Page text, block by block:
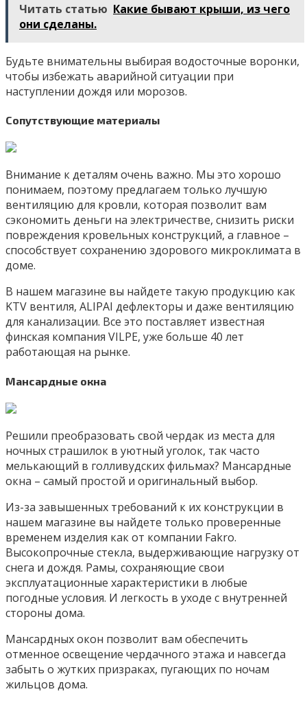
Читать статью Какие бывают крыши, из чего
они сделаны.
Будьте внимательны выбирая водосточные воронки,
чтобы избежать аварийной ситуации при
наступлении дождя или морозов.
Сопутствующие материалы
Внимание к деталям очень важно. Мы это хорошо
понимаем, поэтому предлагаем только лучшую
вентиляцию для кровли, которая позволит вам
сэкономить деньги на электричестве, снизить риски
повреждения кровельных конструкций, а главное –
способствует сохранению здорового микроклимата в
доме.
В нашем магазине вы найдете такую продукцию как
KTV вентиля, ALIPAI дефлекторы и даже вентиляцию
для канализации. Все это поставляет известная
финская компания VILPE, уже больше 40 лет
работающая на рынке.
Мансардные окна
Решили преобразовать свой чердак из места для
ночных страшилок в уютный уголок, так часто
мелькающий в голливудских фильмах? Мансардные
окна – самый простой и оригинальный выбор.
Из-за завышенных требований к их конструкции в
нашем магазине вы найдете только проверенные
временем изделия как от компании Fakro.
Высокопрочные стекла, выдерживающие нагрузку от
снега и дождя. Рамы, сохраняющие свои
эксплуатационные характеристики в любые
погодные условия. И легкость в уходе с внутренней
стороны дома.
Мансардных окон позволит вам обеспечить
отменное освещение чердачного этажа и навсегда
забыть о жутких призраках, пугающих по ночам
жильцов дома.